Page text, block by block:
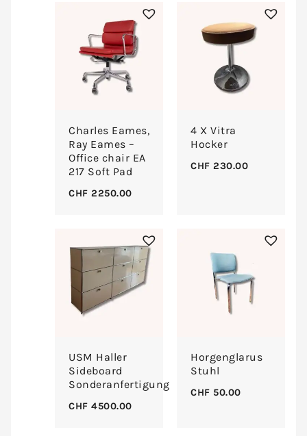
Charles Eames,
Ray Eames –
Office chair EA
217 Soft Pad
CHF 2250.00
4 X Vitra
Hocker
CHF 230.00
USM Haller
Sideboard
Sonderanfertigung
CHF 4500.00
Horgenglarus
Stuhl
CHF 50.00